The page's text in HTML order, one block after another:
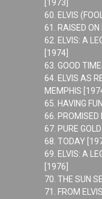
[1973]
60. ELVIS
61. RAISED ON
62. ELVIS: A
[1974]
63. GOOD
64. ELVIS AS
MEMPHIS
65. HAVING
66. PROMISED
67. PURE
68. TODAY
69. ELVIS: A
[1976]
70. THE SUN
71. FROM